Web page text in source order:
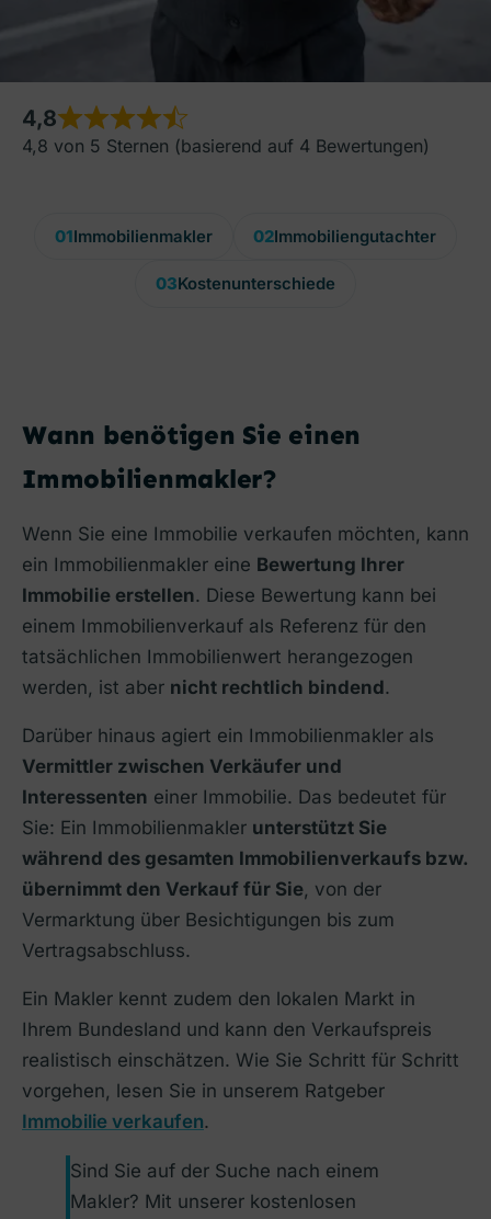
4,8
4,8 von 5 Sternen (basierend auf 4 Bewertungen)
01Immobilienmakler 02Immobiliengutachter
03Kostenunterschiede
Wann benötigen Sie einen
Immobilienmakler?
Wenn Sie eine Immobilie verkaufen möchten, kann
ein Immobilienmakler eine Bewertung Ihrer
Immobilie erstellen. Diese Bewertung kann bei
einem Immobilienverkauf als Referenz für den
tatsächlichen Immobilienwert herangezogen
werden, ist aber nicht rechtlich bindend.
Darüber hinaus agiert ein Immobilienmakler als
Vermittler zwischen Verkäufer und
Interessenten einer Immobilie. Das bedeutet für
Sie: Ein Immobilienmakler unterstützt Sie
während des gesamten Immobilienverkaufs bzw.
übernimmt den Verkauf für Sie , von der
Vermarktung über Besichtigungen bis zum
Vertragsabschluss.
Ein Makler kennt zudem den lokalen Markt in
Ihrem Bundesland und kann den Verkaufspreis
realistisch einschätzen. Wie Sie Schritt für Schritt
vorgehen, lesen Sie in unserem Ratgeber
Immobilie verkaufen.
Sind Sie auf der Suche nach einem
Makler? Mit unserer kostenlosen